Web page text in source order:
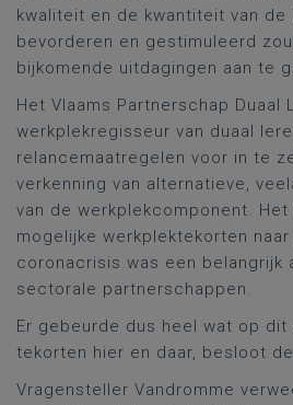
kwaliteit en de kwantiteit van de
bevorderen en gestimuleerd
bijkomende uitdagingen aan te
Het Vlaams Partnerschap Duaal
werkplekregisseur van duaal
relancemaatregelen voor in te
verkenning van alternatieve,
van de werkplekcomponent. Het
mogelijke werkplektekorten
coronacrisis was een belangrijk
sectorale partnerschappen.
Er gebeurde dus heel wat op dit
tekorten hier en daar, besloot
Vragensteller Vandromme